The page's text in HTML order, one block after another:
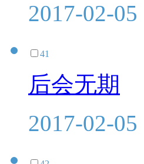
2017-02-05
41
后会无期
2017-02-05